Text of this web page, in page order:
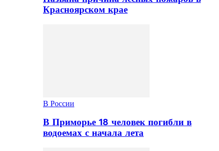
Красноярском крае
В России
В Приморье 18 человек погибли в
водоемах с начала лета